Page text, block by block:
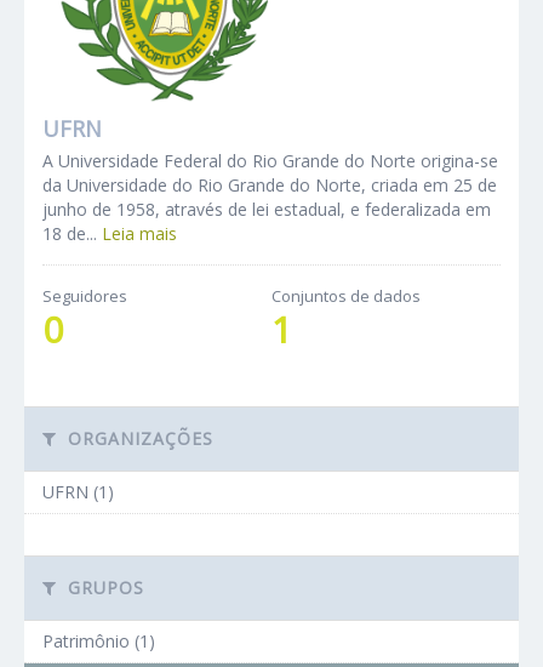
UFRN
A Universidade Federal do Rio Grande do Norte origina-se
da Universidade do Rio Grande do Norte, criada em 25 de
junho de 1958, através de lei estadual, e federalizada em
18 de... Leia mais
Seguidores
0
Conjuntos de dados
1
ORGANIZAÇÕES
UFRN (1)
GRUPOS
Patrimônio (1)